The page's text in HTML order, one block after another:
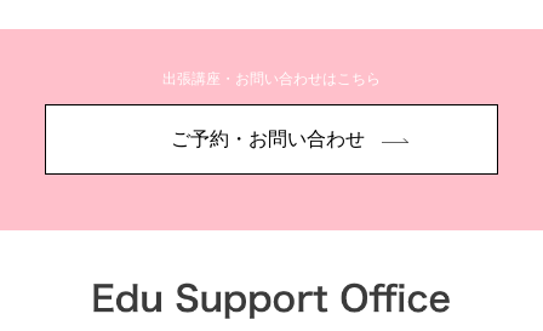
出張講座・お問い合わせはこちら
ご予約・お問い合わせ